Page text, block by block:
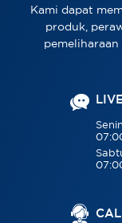
Kami dapat
produk,
pemeliharaan